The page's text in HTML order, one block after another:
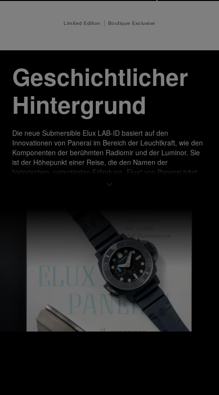
Limited Edition Boutique Exclusive
Geschichtlicher
Hintergrund
Die neue Submersible Elux LAB-ID​ basiert auf den
Innovationen von Panerai im Bereich der Leuchtkraft, wie den
Komponenten der berühmten Radiomir und der Luminor. Sie
ist der Höhepunkt einer Reise, die den Namen der
historischen, patentierten Erfindung „Elux“ von Panerai trägt
und die Quintessenz des Laboratorio di Idee zum Ausdruck
Technologie, die am 15. Juni 1966 von Panerai patentiert
wurde: Elux, das waren ursprünglich auf Elektrolumineszenz-
Technologie beruhende Paneele mit Hintergrundbeleuchtung,
die zur Verbesserung der Leuchtkraft von
Navigationsinstrumenten der italienischen Marine entwickelt